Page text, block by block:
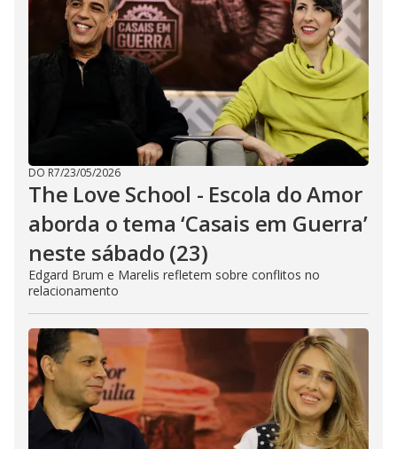
DO R7/23/05/2026
The Love School - Escola do Amor
aborda o tema ‘Casais em Guerra’
neste sábado (23)
Edgard Brum e Marelis refletem sobre conflitos no
relacionamento